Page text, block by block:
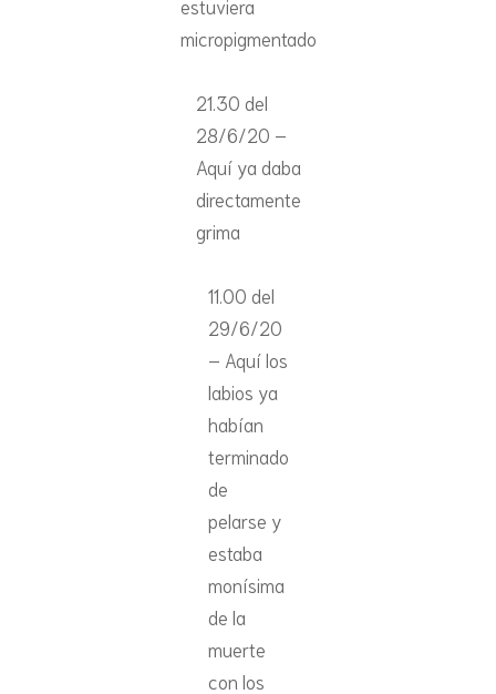
estuviera
micropigmentado
21.30 del
28/6/20 –
Aquí ya daba
directamente
grima
11.00 del
29/6/20
– Aquí los
labios ya
habían
terminado
de
pelarse y
estaba
monísima
de la
muerte
con los